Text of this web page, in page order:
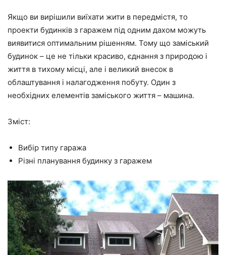
Якщо ви вирішили виїхати жити в передмістя, то
проекти будинків з гаражем під одним дахом можуть
виявитися оптимальним рішенням. Тому що заміський
будинок – це не тільки красиво, єднання з природою і
життя в тихому місці, але і великий внесок в
облаштування і налагодження побуту. Один з
необхідних елементів заміського життя – машина.
Зміст:
Вибір типу гаража
Різні планування будинку з гаражем